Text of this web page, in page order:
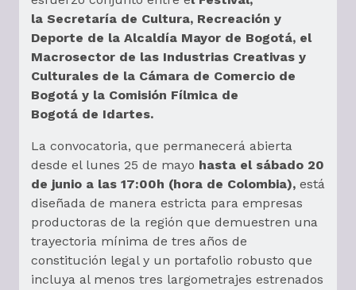
la Secretaría de Cultura, Recreación y
Deporte de la Alcaldía Mayor de Bogotá, el
Macrosector de las Industrias Creativas y
Culturales de la Cámara de Comercio de
Bogotá y la Comisión Fílmica de
Bogotá de Idartes.
La convocatoria, que permanecerá abierta
desde el lunes 25 de mayo hasta el sábado 20
de junio a las 17:00h (hora de Colombia), está
diseñada de manera estricta para empresas
productoras de la región que demuestren una
trayectoria mínima de tres años de
constitución legal y un portafolio robusto que
incluya al menos tres largometrajes estrenados